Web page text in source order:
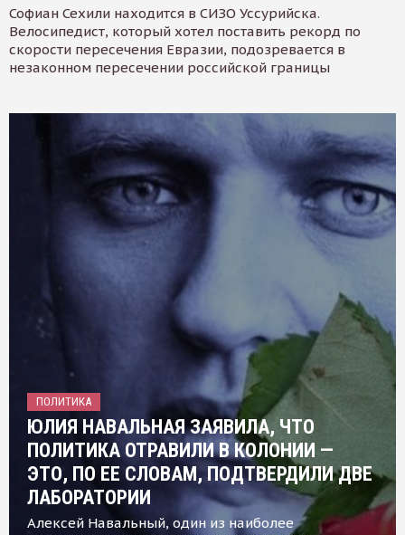
Софиан Сехили находится в СИЗО Уссурийска.
Велосипедист, который хотел поставить рекорд по
скорости пересечения Евразии, подозревается в
незаконном пересечении российской границы
ПОЛИТИКА
ЮЛИЯ НАВАЛЬНАЯ ЗАЯВИЛА, ЧТО
ПОЛИТИКА ОТРАВИЛИ В КОЛОНИИ —
ЭТО, ПО ЕЕ СЛОВАМ, ПОДТВЕРДИЛИ ДВЕ
ЛАБОРАТОРИИ
Алексей Навальный, один из наиболее